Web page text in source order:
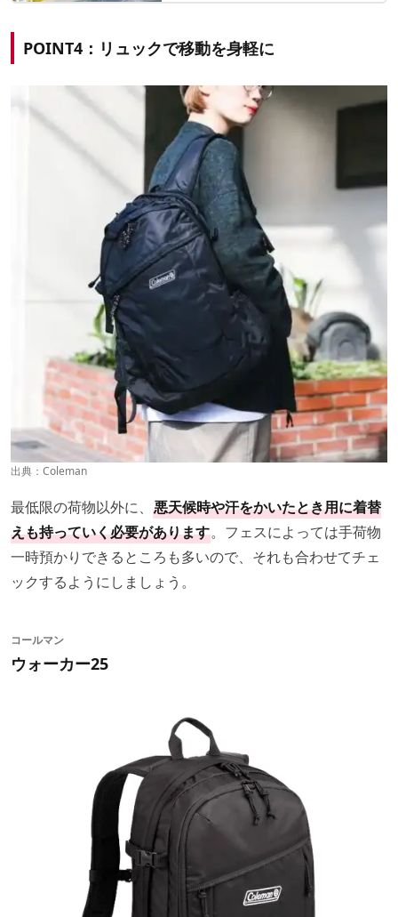
POINT4：リュックで移動を身軽に
出典： Coleman
最低限の荷物以外に、 悪天候時や汗をかいたとき用に着替
えも持っていく必要があります。フェスによっては手荷物
一時預かりできるところも多いので、それも合わせてチェ
ックするようにしましょう。
コールマン
ウォーカー25